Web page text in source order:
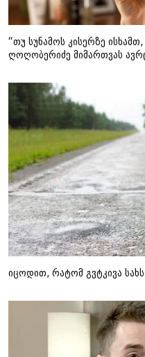
“თუ სუნამოს კისერზე
ღოღობერიძე მიმართვას
იცოდით, რატომ გვტკივა